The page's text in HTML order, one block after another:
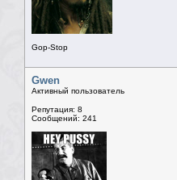
Gop-Stop
Gwen
Активный пользователь
Репутация: 8
Сообщений: 241